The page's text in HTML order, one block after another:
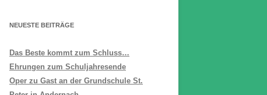
NEUESTE BEITRÄGE
Das Beste kommt zum Schluss…
Ehrungen zum Schuljahresende
Oper zu Gast an der Grundschule St.